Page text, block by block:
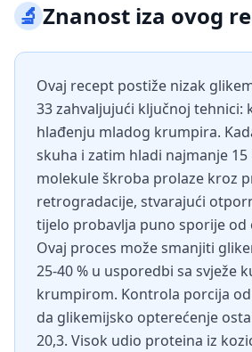
🔬Znanost iza ovog
Ovaj recept postiže nizak
33 zahvaljujući ključnoj tehnici:
hlađenju mladog krumpira.
skuha i zatim hladi najmanje
molekule škroba prolaze kroz
retrogradacije, stvarajući
tijelo probavlja puno sporije od
Ovaj proces može smanjiti
25-40 % u usporedbi sa svježe
krumpirom. Kontrola porcija
da glikemijsko opterećenje
20,3. Visok udio proteina iz